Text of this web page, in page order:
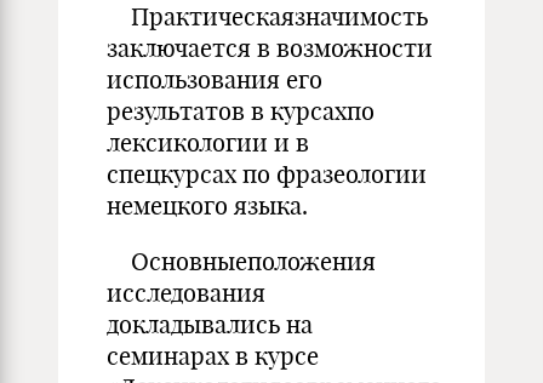
Практическаязначимость
заключается в возможности
использования его
результатов в курсахпо
лексикологии и в
спецкурсах по фразеологии
немецкого языка.
Основныеположения
исследования
докладывались на
семинарах в курсе